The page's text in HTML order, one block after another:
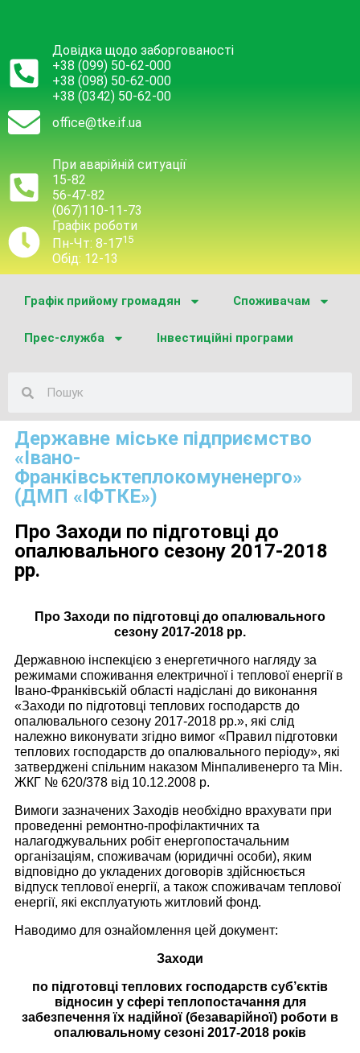
Довідка щодо заборгованості
+38 (099) 50-62-000
+38 (098) 50-62-000
+38 (0342) 50-62-00
office@tke.if.ua
При аварійній ситуації
15-82
56-47-82
(067)110-11-73
Графік роботи
Пн-Чт: 8-1715
Обід: 12-13
Графік прийому громадян Споживачам
Прес-служба Інвестиційні програми
Державне міське підприємство
«Івано-
Франківськтеплокомуненерго»
(ДМП «ІФТКЕ»)
Про Заходи по підготовці до
опалювального сезону 2017-2018
рр.
Про Заходи по підготовці до опалювального
сезону 2017-2018 рр.
Державною інспекцією з енергетичного нагляду за
режимами споживання електричної і теплової енергії в
Івано-Франківській області надіслані до виконання
«Заходи по підготовці теплових господарств до
опалювального сезону 2017-2018 рр.», які слід
належно виконувати згідно вимог «Правил підготовки
теплових господарств до опалювального періоду», які
затверджені спільним наказом Мінпаливенерго та Мін.
ЖКГ № 620/378 від 10.12.2008 р.
Вимоги зазначених Заходів необхідно врахувати при
проведенні ремонтно-профілактичних та
налагоджувальних робіт енергопостачальним
організаціям, споживачам (юридичні особи), яким
відповідно до укладених договорів здійснюється
відпуск теплової енергії, а також споживачам теплової
енергії, які експлуатують житловий фонд.
Наводимо для ознайомлення цей документ:
Заходи
по підготовці теплових господарств суб’єктів
відносин у сфері теплопостачання для
забезпечення їх надійної (безаварійної) роботи в
опалювальному сезоні 2017-2018 років